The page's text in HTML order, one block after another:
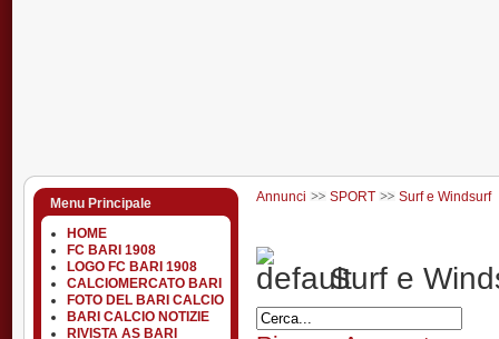
Menu Principale
HOME
FC BARI 1908
LOGO FC BARI 1908
CALCIOMERCATO BARI
FOTO DEL BARI CALCIO
BARI CALCIO NOTIZIE
RIVISTA AS BARI
Annunci SPORT Surf e Windsurf
Surf e